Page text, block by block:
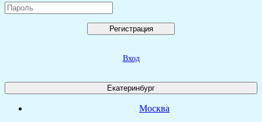
Регистрация
Вход
Екатеринбург
Москва